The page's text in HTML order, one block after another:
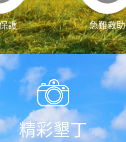
護 急難救助
精彩墾丁